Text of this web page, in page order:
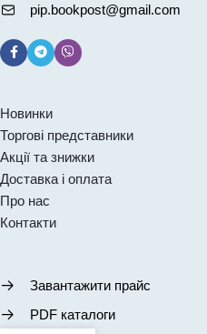
pip.bookpost@gmail.com
Новинки
Торгові представники
Акції та знижки
Доставка і оплата
Про нас
Контакти
Завантажити прайс
PDF каталоги